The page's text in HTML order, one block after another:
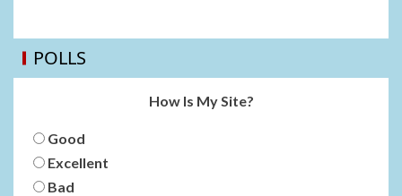
POLLS
How Is My Site?
Good
Excellent
Bad